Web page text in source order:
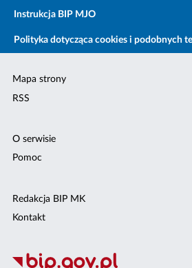
Instrukcja BIP MJO
Polityka dotycząca cookies i podobnych
Mapa strony
RSS
O serwisie
Pomoc
Redakcja BIP MK
Kontakt